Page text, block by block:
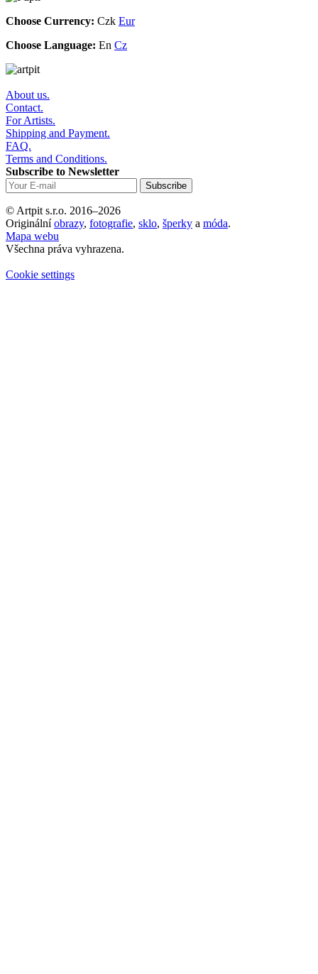
Choose Currency: Czk Eur
Choose Language: En Cz
About us.
Contact.
For Artists.
Shipping and Payment.
FAQ.
Terms and Conditions.
Subscribe to Newsletter
© Artpit s.r.o. 2016–2026
Originálníobrazy, fotografie, sklo, šperky a móda.
Mapa webu
Všechna práva vyhrazena.
Cookie settings